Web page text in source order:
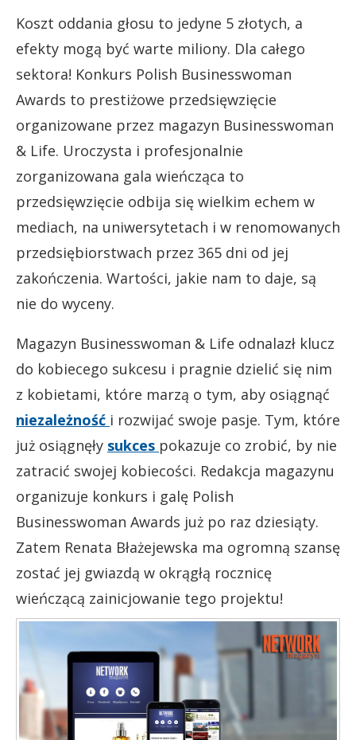
Koszt oddania głosu to jedyne 5 złotych, a
efekty mogą być warte miliony. Dla całego
sektora! Konkurs Polish Businesswoman
Awards to prestiżowe przedsięwzięcie
organizowane przez magazyn Businesswoman
& Life. Uroczysta i profesjonalnie
zorganizowana gala wieńcząca to
przedsięwzięcie odbija się wielkim echem w
mediach, na uniwersytetach i w renomowanych
przedsiębiorstwach przez 365 dni od jej
zakończenia. Wartości, jakie nam to daje, są
nie do wyceny.
Magazyn Businesswoman & Life odnalazł klucz
do kobiecego sukcesu i pragnie dzielić się nim
z kobietami, które marzą o tym, aby osiągnąć
niezależność i rozwijać swoje pasje. Tym, które
już osiągnęły sukces pokazuje co zrobić, by nie
zatracić swojej kobiecości. Redakcja magazynu
organizuje konkurs i galę Polish
Businesswoman Awards już po raz dziesiąty.
Zatem Renata Błażejewska ma ogromną szansę
zostać jej gwiazdą w okrągłą rocznicę
wieńczącą zainicjowanie tego projektu!